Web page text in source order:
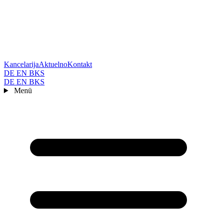
KancelarijaAktuelnoKontakt
DE EN BKS
DE EN BKS
Menü